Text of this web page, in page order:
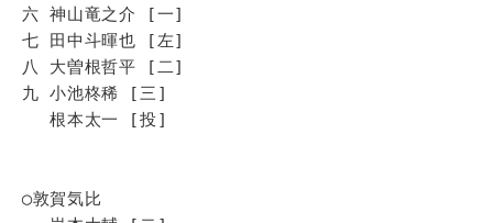
六 神山竜之介 [一]
七 田中斗暉也 [左]
八 大曽根哲平 [二]
九 小池柊稀 [三]
根本太一 [投]
◯敦賀気比